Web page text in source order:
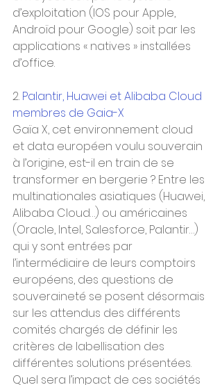
d’exploitation (IOS pour Apple,
Androïd pour Google) soit par les
applications « natives » installées
d’office.
2. Palantir, Huawei et Alibaba Cloud
membres de Gaia-X
Gaïa X, cet environnement cloud
et data européen voulu souverain
à l’origine, est-il en train de se
transformer en bergerie ? Entre les
multinationales asiatiques (Huawei,
Alibaba Cloud…) ou américaines
(Oracle, Intel, Salesforce, Palantir…)
qui y sont entrées par
l’intermédiaire de leurs comptoirs
européens, des questions de
souveraineté se posent désormais
sur les attendus des différents
comités chargés de définir les
critères de labellisation des
différentes solutions présentées.
Quel sera l’impact de ces sociétés